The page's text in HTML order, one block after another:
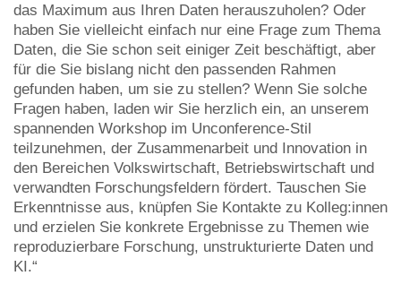
das Maximum aus Ihren Daten herauszuholen? Oder
haben Sie vielleicht einfach nur eine Frage zum Thema
Daten, die Sie schon seit einiger Zeit beschäftigt, aber
für die Sie bislang nicht den passenden Rahmen
gefunden haben, um sie zu stellen? Wenn Sie solche
Fragen haben, laden wir Sie herzlich ein, an unserem
spannenden Workshop im Unconference-Stil
teilzunehmen, der Zusammenarbeit und Innovation in
den Bereichen Volkswirtschaft, Betriebswirtschaft und
verwandten Forschungsfeldern fördert. Tauschen Sie
Erkenntnisse aus, knüpfen Sie Kontakte zu Kolleg:innen
und erzielen Sie konkrete Ergebnisse zu Themen wie
reproduzierbare Forschung, unstrukturierte Daten und
KI.“